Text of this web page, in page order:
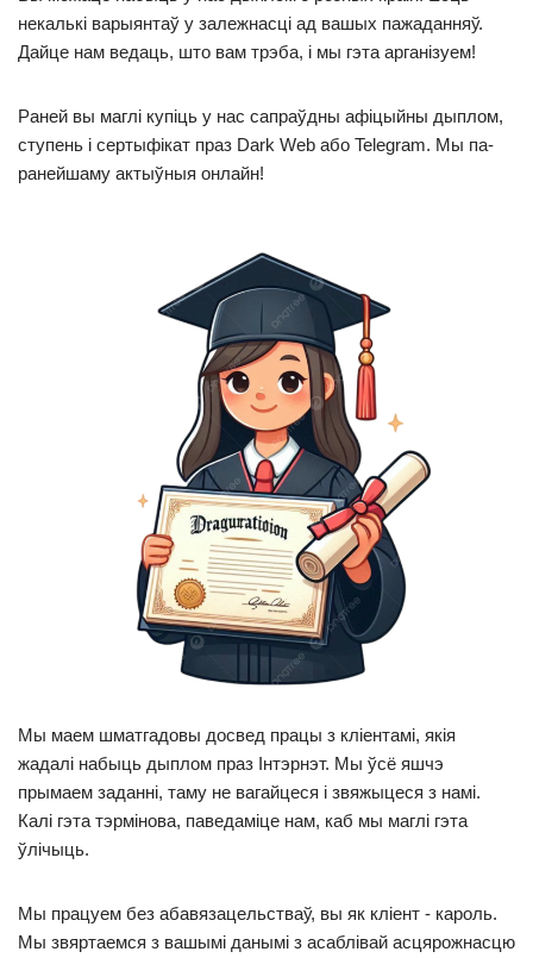
некалькі варыянтаў у залежнасці ад вашых пажаданняў.
Дайце нам ведаць, што вам трэба, і мы гэта арганізуем!
Раней вы маглі купіць у нас сапраўдны афіцыйны дыплом,
ступень і сертыфікат праз Dark Web або Telegram. Мы па-
ранейшаму актыўныя онлайн!
Мы маем шматгадовы досвед працы з кліентамі, якія
жадалі набыць дыплом праз Інтэрнэт. Мы ўсё яшчэ
прымаем заданні, таму не вагайцеся і звяжыцеся з намі.
Калі гэта тэрмінова, паведаміце нам, каб мы маглі гэта
ўлічыць.
Мы працуем без абавязацельстваў, вы як кліент - кароль.
Мы звяртаемся з вашымі данымі з асаблівай асцярожнасцю